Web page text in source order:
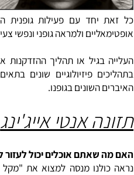
ולמראה גופני ונפשי צעירים
או תהליך ההזדקנות אם
בגופנו.
אנטי אייג'ינג